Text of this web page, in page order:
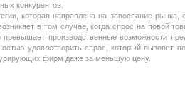
конкурентов.
которая направлена на завоевание рынка,
в том случае, когда спрос на повой
производственные возможности
удовлетворить спрос, который вызовет
фирм даже за меньшую цену.